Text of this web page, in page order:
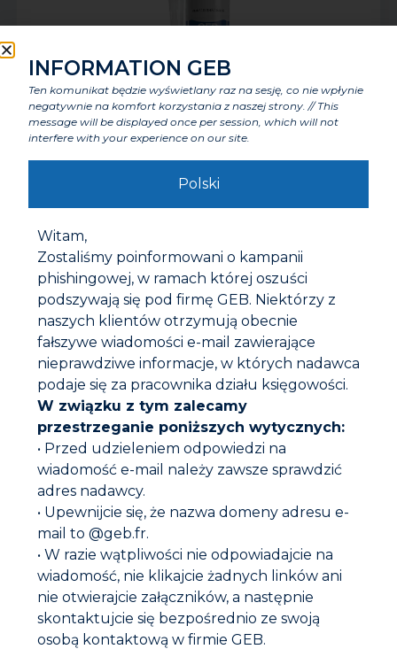
GEBSICONE W (SANITARNY)
GEBSICONE W3 (SANITARNY)
INFORMATION GEB
Ten komunikat będzie wyświetlany raz na sesję, co nie wpłynie
negatywnie na komfort korzystania z naszej strony. // This
message will be displayed once per session, which will not
interfere with your experience on our site.
Polski
Witam,
Zostaliśmy poinformowani o kampanii
phishingowej, w ramach której oszuści
podszywają się pod firmę GEB. Niektórzy z
naszych klientów otrzymują obecnie
fałszywe wiadomości e-mail zawierające
nieprawdziwe informacje, w których nadawca
podaje się za pracownika działu księgowości.
W związku z tym zalecamy
przestrzeganie poniższych wytycznych:
• Przed udzieleniem odpowiedzi na
wiadomość e-mail należy zawsze sprawdzić
adres nadawcy.
• Upewnijcie się, że nazwa domeny adresu e-
mail to @geb.fr.
• W razie wątpliwości nie odpowiadajcie na
wiadomość, nie klikajcie żadnych linków ani
nie otwierajcie załączników, a następnie
skontaktujcie się bezpośrednio ze swoją
osobą kontaktową w firmie GEB.